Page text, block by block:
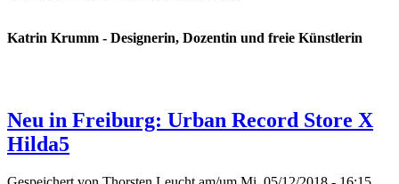
Katrin Krumm - Designerin, Dozentin und freie Künstlerin
Neu in Freiburg: Urban Record Store X
Hilda5